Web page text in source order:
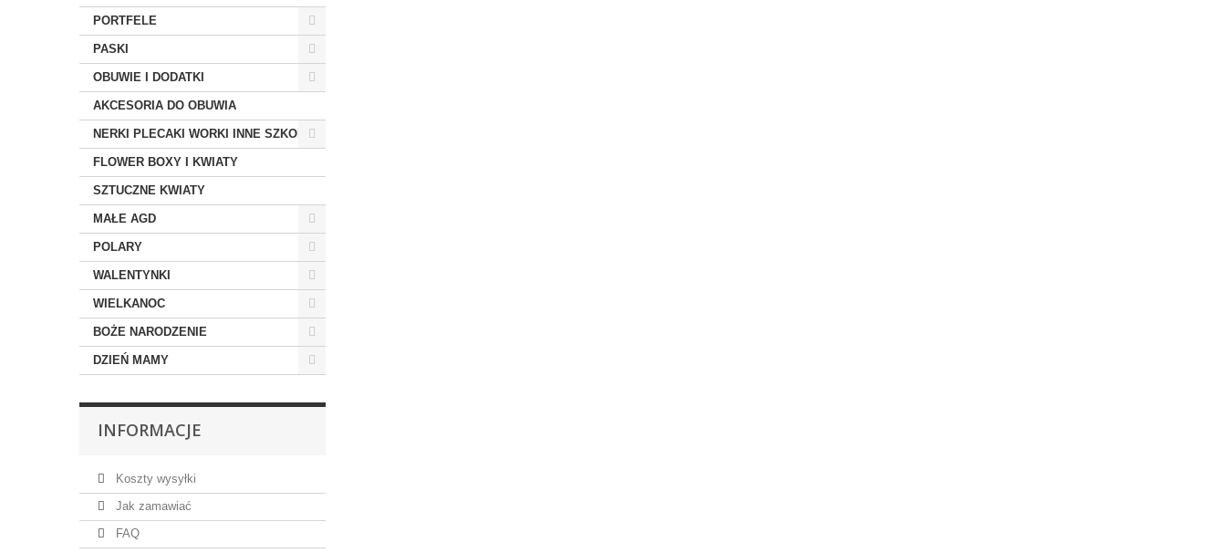
PORTFELE
PASKI
OBUWIE I DODATKI
AKCESORIA DO OBUWIA
NERKI PLECAKI WORKI INNE SZKOLNE
FLOWER BOXY I KWIATY
SZTUCZNE KWIATY
MAŁE AGD
POLARY
WALENTYNKI
WIELKANOC
BOŻE NARODZENIE
DZIEŃ MAMY
INFORMACJE
Koszty wysyłki
Jak zamawiać
FAQ